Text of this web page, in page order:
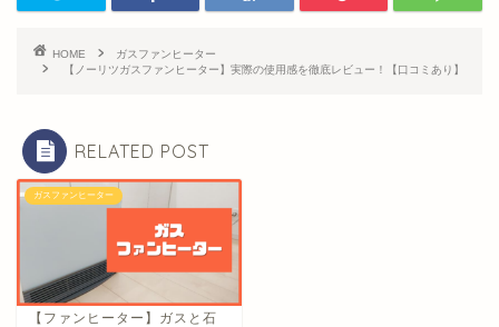
HOME
ガスファンヒーター
【ノーリツガスファンヒーター】実際の使用感を徹底レビュー！【口コミあり】
RELATED POST
ガスファンヒーター
【ファンヒーター】ガスと石